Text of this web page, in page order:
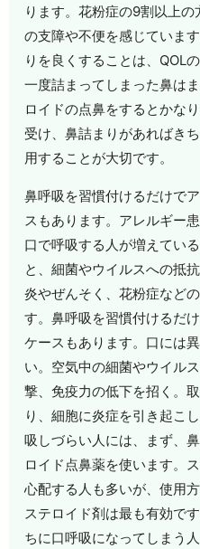
ります。花粉症の9割以上
の支障や不便を感じていま
りを良くすることは、QOL
一度詰まってしまった鼻は
ロイドの点鼻をするとかな
受け、鼻詰まりがあればき
用することが大切です。
鼻呼吸を習慣付けるだけで
スもあります。アレルギー
口で呼吸する人が増えてい
と、細菌やウイルスへの抵
炎やぜんそく、花粉症など
す。鼻呼吸を習慣付けるだ
ケースもあります。口には
い。空気中の細菌やウイル
撃、免疫力の低下を招く。
り、細胞に炎症を引き起こ
吸しづらい人には、まず、
ロイド点鼻薬を使います。
心配する人も多いが、使用
ステロイド剤は最も有効で
ちに口呼吸になってしまう